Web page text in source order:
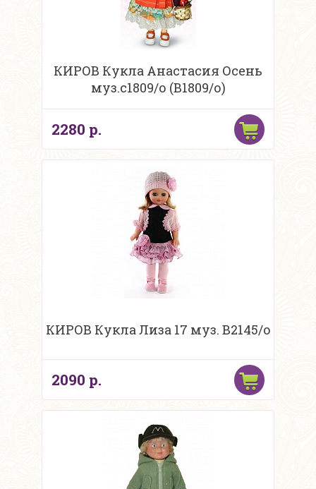
КИРОВ Кукла Анастасия Осень
муз.с1809/о (В1809/о)
2280 р.
КИРОВ Кукла Лиза 17 муз. В2145/о
2090 р.